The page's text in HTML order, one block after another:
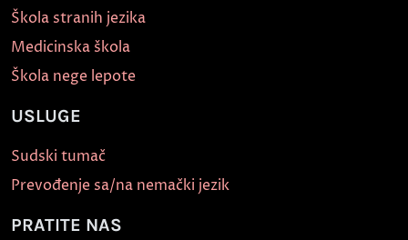
Škola stranih jezika
Medicinska škola
Škola nege lepote
USLUGE
Sudski tumač
Prevođenje sa/na nemački jezik
PRATITE NAS